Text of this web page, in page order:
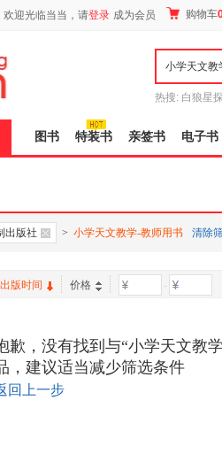
欢迎光临当当，请登录 成为会员 购物车
热搜: 白狼星
图书 特装书 亲签书 电子书
出版社 > 小学天文教学-教师用书 清除
出版时间 价格 -
歉，没有找到与“小学天文教
，建议适当减少筛选条件
回上一步